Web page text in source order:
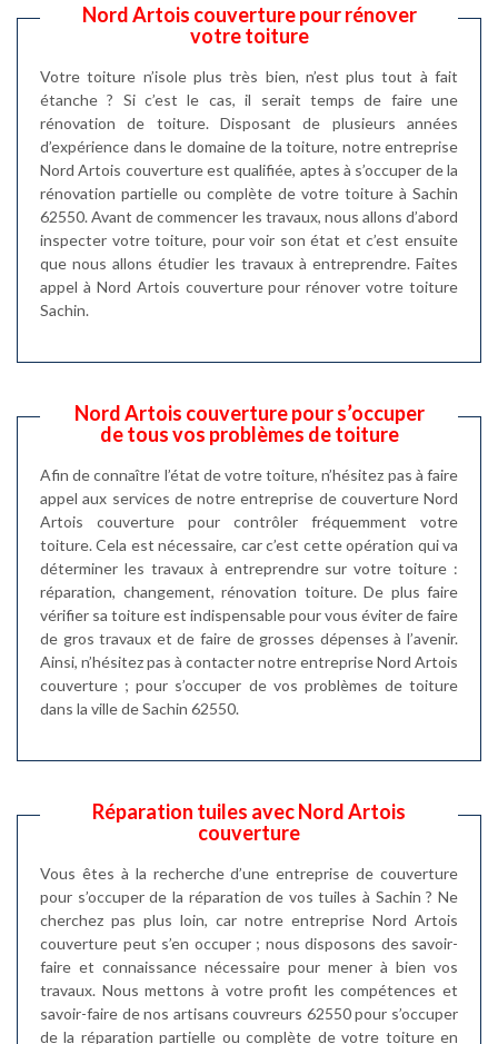
Nord Artois couverture pour rénover
votre toiture
Votre toiture n’isole plus très bien, n’est plus tout à fait
étanche ? Si c’est le cas, il serait temps de faire une
rénovation de toiture. Disposant de plusieurs années
d’expérience dans le domaine de la toiture, notre entreprise
Nord Artois couverture est qualifiée, aptes à s’occuper de la
rénovation partielle ou complète de votre toiture à Sachin
62550. Avant de commencer les travaux, nous allons d’abord
inspecter votre toiture, pour voir son état et c’est ensuite
que nous allons étudier les travaux à entreprendre. Faites
appel à Nord Artois couverture pour rénover votre toiture
Sachin.
Nord Artois couverture pour s’occuper
de tous vos problèmes de toiture
Afin de connaître l’état de votre toiture, n’hésitez pas à faire
appel aux services de notre entreprise de couverture Nord
Artois couverture pour contrôler fréquemment votre
toiture. Cela est nécessaire, car c’est cette opération qui va
déterminer les travaux à entreprendre sur votre toiture :
réparation, changement, rénovation toiture. De plus faire
vérifier sa toiture est indispensable pour vous éviter de faire
de gros travaux et de faire de grosses dépenses à l’avenir.
Ainsi, n’hésitez pas à contacter notre entreprise Nord Artois
couverture ; pour s’occuper de vos problèmes de toiture
dans la ville de Sachin 62550.
Réparation tuiles avec Nord Artois
couverture
Vous êtes à la recherche d’une entreprise de couverture
pour s’occuper de la réparation de vos tuiles à Sachin ? Ne
cherchez pas plus loin, car notre entreprise Nord Artois
couverture peut s’en occuper ; nous disposons des savoir-
faire et connaissance nécessaire pour mener à bien vos
travaux. Nous mettons à votre profit les compétences et
savoir-faire de nos artisans couvreurs 62550 pour s’occuper
de la réparation partielle ou complète de votre toiture en